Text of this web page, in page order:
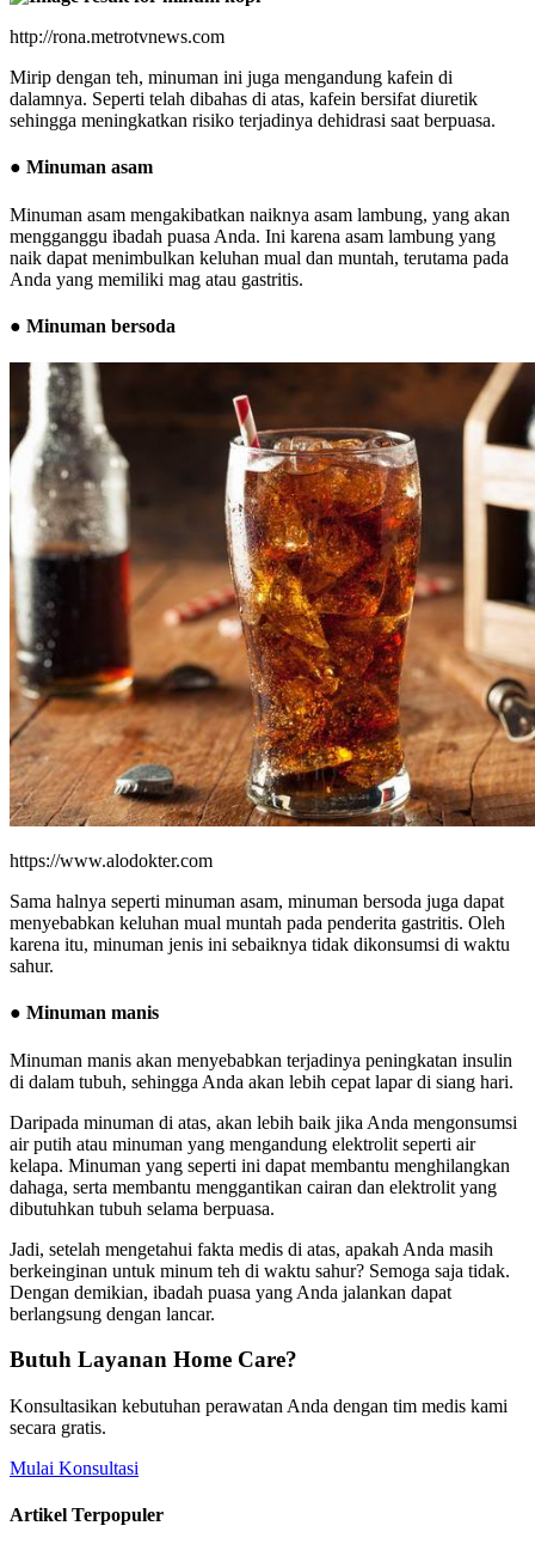
http://rona.metrotvnews.com
Mirip dengan teh, minuman ini juga mengandung kafein di
dalamnya. Seperti telah dibahas di atas, kafein bersifat diuretik
sehingga meningkatkan risiko terjadinya dehidrasi saat berpuasa.
● Minuman asam
Minuman asam mengakibatkan naiknya asam lambung, yang akan
mengganggu ibadah puasa Anda. Ini karena asam lambung yang
naik dapat menimbulkan keluhan mual dan muntah, terutama pada
Anda yang memiliki mag atau gastritis.
● Minuman bersoda
https://www.alodokter.com
Sama halnya seperti minuman asam, minuman bersoda juga dapat
menyebabkan keluhan mual muntah pada penderita gastritis. Oleh
karena itu, minuman jenis ini sebaiknya tidak dikonsumsi di waktu
sahur.
● Minuman manis
Minuman manis akan menyebabkan terjadinya peningkatan insulin
di dalam tubuh, sehingga Anda akan lebih cepat lapar di siang hari.
Daripada minuman di atas, akan lebih baik jika Anda mengonsumsi
air putih atau minuman yang mengandung elektrolit seperti air
kelapa. Minuman yang seperti ini dapat membantu menghilangkan
dahaga, serta membantu menggantikan cairan dan elektrolit yang
dibutuhkan tubuh selama berpuasa.
Jadi, setelah mengetahui fakta medis di atas, apakah Anda masih
berkeinginan untuk minum teh di waktu sahur? Semoga saja tidak.
Dengan demikian, ibadah puasa yang Anda jalankan dapat
berlangsung dengan lancar.
Butuh Layanan Home Care?
Konsultasikan kebutuhan perawatan Anda dengan tim medis kami
secara gratis.
Mulai Konsultasi
Artikel Terpopuler